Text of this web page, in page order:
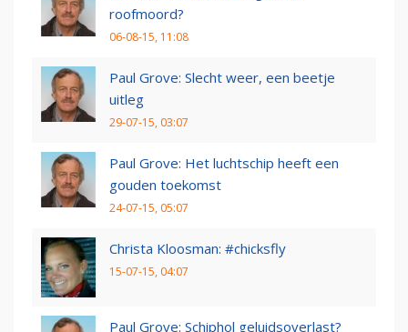
roofmoord?
06-08-15, 11:08
Paul Grove: Slecht weer, een beetje
uitleg
29-07-15, 03:07
Paul Grove: Het luchtschip heeft een
gouden toekomst
24-07-15, 05:07
Christa Kloosman: #chicksfly
15-07-15, 04:07
Paul Grove: Schiphol geluidsoverlast?